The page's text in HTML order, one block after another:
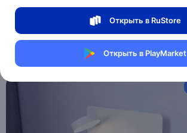
Открыть в RuStore
Открыть в PlayMarket
Магазин Table lamps
MAI_HE_MAI__COSKUN